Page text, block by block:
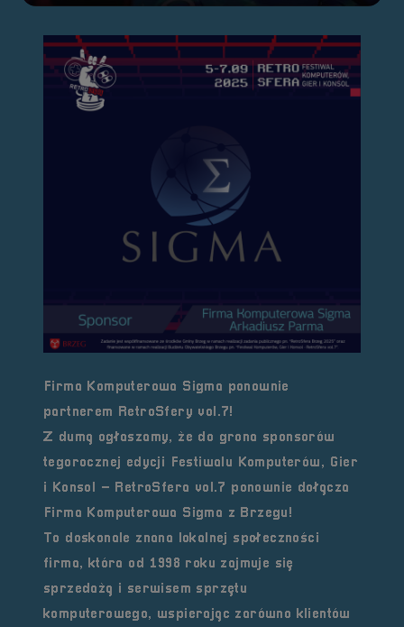
Firma Komputerowa Sigma ponownie
partnerem RetroSfery vol.7!
Z dumą ogłaszamy, że do grona sponsorów
tegorocznej edycji Festiwalu Komputerów, Gier
i Konsol – RetroSfera vol.7 ponownie dołącza
Firma Komputerowa Sigma z Brzegu!
To doskonale znana lokalnej społeczności
firma, która od 1998 roku zajmuje się
sprzedażą i serwisem sprzętu
komputerowego, wspierając zarówno klientów